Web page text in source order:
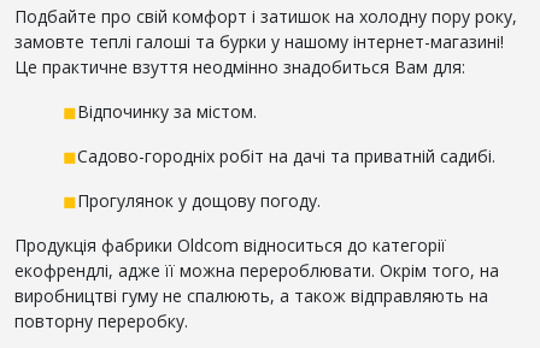
Подбайте про свій комфорт і затишок на холодну пору року,
замовте теплі галоші та бурки у нашому інтернет-магазині!
Це практичне взуття неодмінно знадобиться Вам для:
◼Відпочинку за містом.
◼Садово-городніх робіт на дачі та приватній садибі.
◼Прогулянок у дощову погоду.
Продукція фабрики Oldcom відноситься до категорії
екофрендлі, адже її можна перероблювати. Окрім того, на
виробництві гуму не спалюють, а також відправляють на
повторну переробку.